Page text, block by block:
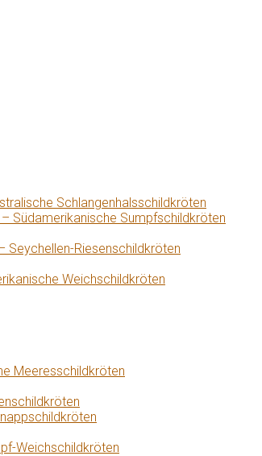
Schlangenhalsschildkröten
Südamerikanische Sumpfschildkröten
Seychellen-Riesenschildkröten
Weichschildkröten
Meeresschildkröten
Weichschildkröten